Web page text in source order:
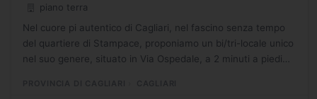
piano terra
Nel cuore pi autentico di Cagliari, nel fascino senza tempo
del quartiere di Stampace, proponiamo un bi/tri-locale unico
nel suo genere, situato in Via Ospedale, a 2 minuti a piedi